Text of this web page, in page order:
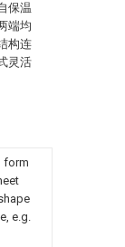
保温
端均
构连
灵活
form
e.g.